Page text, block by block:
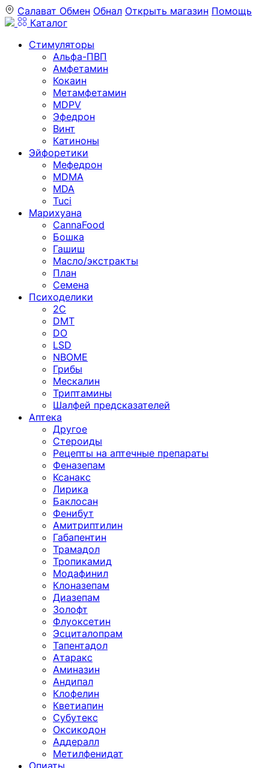
Салават Обмен Обнал Открыть магазин Помощь
Каталог
Стимуляторы
Альфа-ПВП
Амфетамин
Кокаин
Метамфетамин
MDPV
Эфедрон
Винт
Катиноны
Эйфоретики
Мефедрон
MDMA
MDA
Tuci
Марихуана
CannaFood
Бошка
Гашиш
Масло/экстракты
План
Семена
Психоделики
2C
DMT
DO
LSD
NBOME
Грибы
Мескалин
Триптамины
Шалфей предсказателей
Аптека
Другое
Стероиды
Рецепты на аптечные препараты
Феназепам
Ксанакс
Лирика
Баклосан
Фенибут
Амитриптилин
Габапентин
Трамадол
Тропикамид
Модафинил
Клоназепам
Диазепам
Золофт
Флуоксетин
Эсциталопрам
Тапентадол
Атаракс
Аминазин
Андипал
Клофелин
Кветиапин
Субутекс
Оксикодон
Аддералл
Метилфенидат
Опиаты